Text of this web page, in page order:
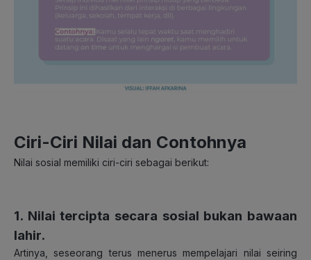
Ciri-Ciri Nilai dan Contohnya
Nilai sosial memiliki ciri-ciri sebagai berikut:
1. Nilai tercipta secara sosial bukan bawaan
lahir.
Artinya, seseorang terus menerus mempelajari nilai seiring